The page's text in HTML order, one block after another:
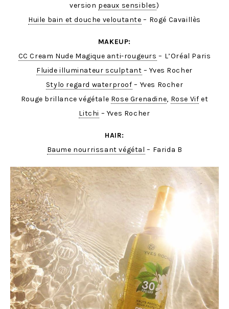
version peaux sensibles)
Huile bain et douche veloutante – Rogé Cavaillès
MAKEUP:
CC Cream Nude Magique anti-rougeurs – L’Oréal Paris
Fluide illuminateur sculptant – Yves Rocher
Stylo regard waterproof – Yves Rocher
Rouge brillance végétale Rose Grenadine, Rose Vif et
Litchi – Yves Rocher
HAIR:
Baume nourrissant végétal – Farida B